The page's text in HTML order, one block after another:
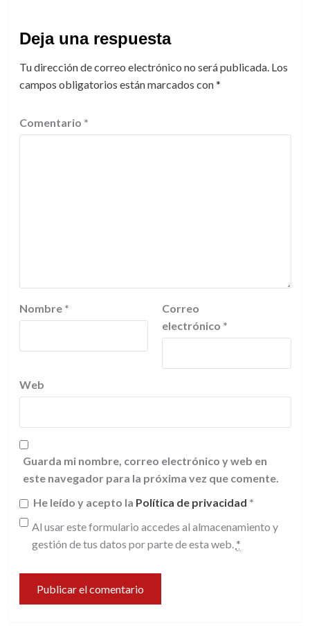
Deja una respuesta
Tu dirección de correo electrónico no será publicada. Los
campos obligatorios están marcados con*
Comentario *
Nombre *
Correo
electrónico *
Web
Guarda mi nombre, correo electrónico y web en
este navegador para la próxima vez que comente.
He leído y acepto la Política de privacidad *
Al usar este formulario accedes al almacenamiento y
gestión de tus datos por parte de esta web. *